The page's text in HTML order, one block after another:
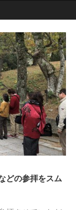
どの参拝をスム